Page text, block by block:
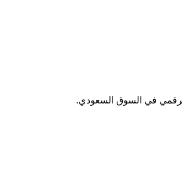
الرقمي في السوق السعودي.